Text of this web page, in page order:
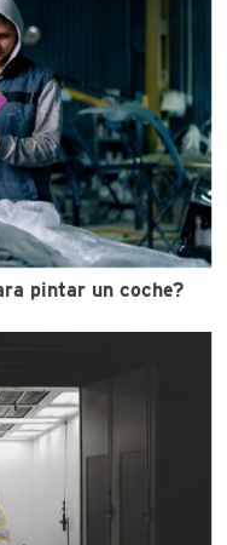
pintar un coche?